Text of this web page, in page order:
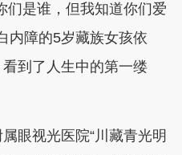
是谁，但我知道你们爱
内障的5岁藏族女孩依
到了人生中的第一缕
视光医院“川藏青光明